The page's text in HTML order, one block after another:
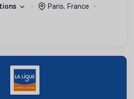
Paris, France